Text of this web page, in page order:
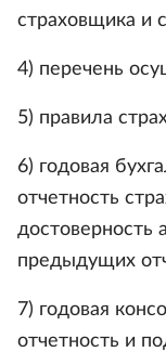
страховщика и
4) перечень
5) правила
6) годовая
отчетность
достоверность
предыдущих
7) годовая
отчетность и